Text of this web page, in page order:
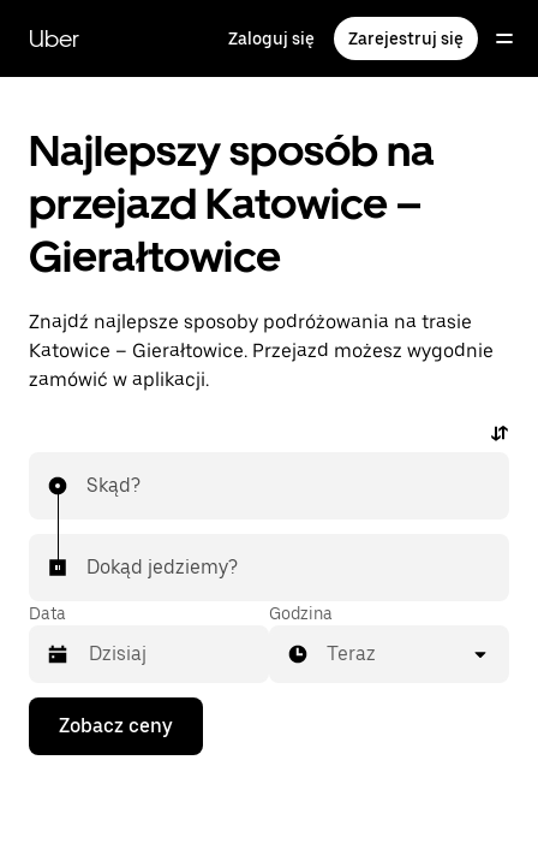
głównej
zawartości
Uber Zaloguj się Zarejestruj się
Najlepszy sposób na
przejazd Katowice –
Gierałtowice
Znajdź najlepsze sposoby podróżowania na trasie
Katowice – Gierałtowice. Przejazd możesz wygodnie
zamówić w aplikacji.
Skąd?
Dokąd jedziemy?
Data
Naciśnij
klawisz
strzałki
Godzina
Teraz
Zobacz ceny